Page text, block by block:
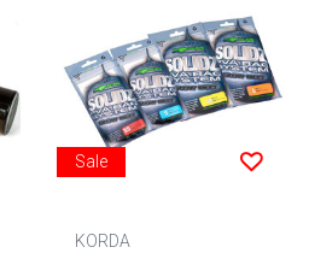
Sale
KORDA